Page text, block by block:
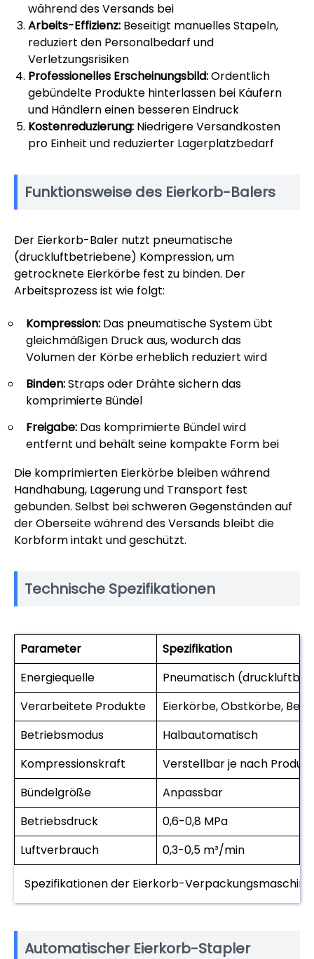
während des Versands bei
Arbeits-Effizienz: Beseitigt manuelles Stapeln,
reduziert den Personalbedarf und
Verletzungsrisiken
Professionelles Erscheinungsbild:Ordentlich
gebündelte Produkte hinterlassen bei Käufern
und Händlern einen besseren Eindruck
Kostenreduzierung: Niedrigere Versandkosten
pro Einheit und reduzierter Lagerplatzbedarf
Funktionsweise des Eierkorb-Balers
Der Eierkorb-Baler nutzt pneumatische
(druckluftbetriebene) Kompression, um
getrocknete Eierkörbe fest zu binden. Der
Arbeitsprozess ist wie folgt:
Kompression: Das pneumatische System übt
gleichmäßigen Druck aus, wodurch das
Volumen der Körbe erheblich reduziert wird
Binden:Straps oder Drähte sichern das
komprimierte Bündel
Freigabe: Das komprimierte Bündel wird
entfernt und behält seine kompakte Form bei
Die komprimierten Eierkörbe bleiben während
Handhabung, Lagerung und Transport fest
gebunden. Selbst bei schweren Gegenständen auf
der Oberseite während des Versands bleibt die
Korbform intakt und geschützt.
Technische Spezifikationen
Parameter
Spezifikation
Energiequelle
Pneumatisch
Verarbeitete Produkte
Eierkörbe, Obstkörbe,
Betriebsmodus
Halbautomatisch
Kompressionskraft
Verstellbar je nach
Bündelgröße
Anpassbar
Betriebsdruck
0,6-0,8 MPa
Luftverbrauch
0,3-0,5 m³/min
Spezifikationen der Eierkorb-Verpackungsmaschine
Automatischer Eierkorb-Stapler